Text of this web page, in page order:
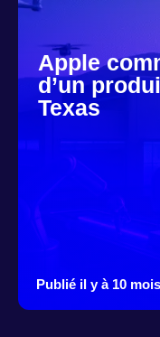
Apple
d’un
Texas
Publié il y à 10 mois